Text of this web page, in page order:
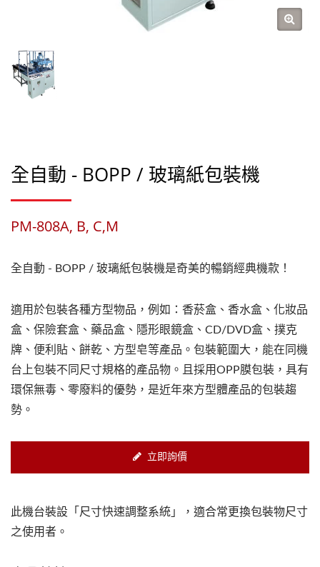
全自動 - BOPP / 玻璃紙包裝機
PM-808A, B, C,M
全自動 - BOPP / 玻璃紙包裝機是奇美的暢銷經典機款！
適用於包裝各種方型物品，例如：香菸盒、香水盒、化妝品
盒、保險套盒、藥品盒、隱形眼鏡盒、CD/DVD盒、撲克
牌、便利貼、餅乾、方型皂等產品。包裝範圍大，能在同機
台上包裝不同尺寸規格的產品物。且採用OPP膜包裝，具有
環保無毒、零廢料的優勢，是近年來方型體產品的包裝趨
勢。
立即詢價
此機台裝設「尺寸快速調整系統」，適合常更換包裝物尺寸
之使用者。